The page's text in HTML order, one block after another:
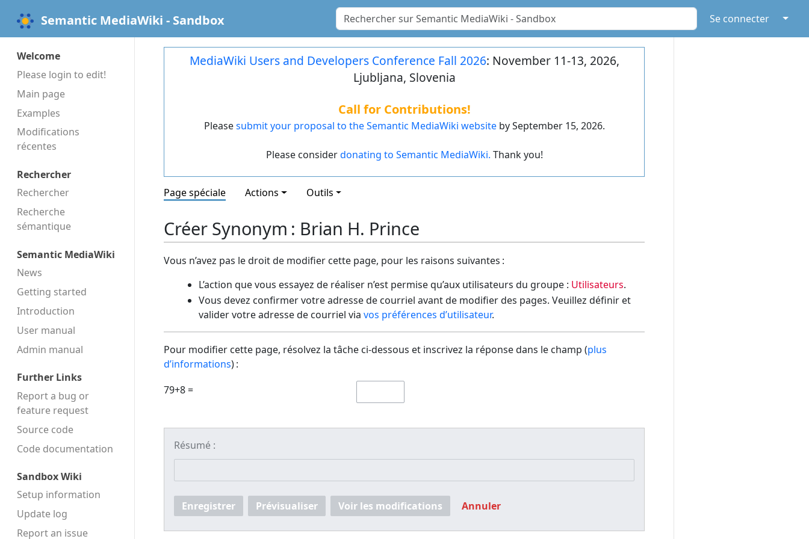
Semantic MediaWiki - Sandbox Se connecter ↓
Welcome
Please login to edit!
Main page
Examples
Modifications
récentes
Rechercher
Rechercher
Recherche
sémantique
Semantic MediaWiki
News
Getting started
Introduction
User manual
Admin manual
Further Links
Report a bug or
feature request
Source code
Code docu­mentation
Sandbox Wiki
Setup information
Update log
Report an issue
MediaWiki Users and Developers Conference Fall 2026: November 11-13, 2026,
Ljubljana, Slovenia
Call for Contributions!
Pleasesubmit your proposal to the Semantic MediaWiki websiteby September 15, 2026.
Please considerdonating to Semantic MediaWiki. Thank you!
Page spéciale Actions Outils
Créer Synonym : Brian H. Prince
Vous n’avez pas le droit de modifier cette page, pour les raisons suivantes :
L’action que vous essayez de réaliser n’est permise qu’aux utilisateurs du groupe : Utilisateurs.
Vous devez confirmer votre adresse de courriel avant de modifier des pages. Veuillez définir et
valider votre adresse de courriel via vos préférences d’utilisateur.
Pour modifier cette page, résolvez la tâche ci-dessous et inscrivez la réponse dans le champ (plus
d’informations) :
79+8 =
Résumé :
Enregistrer Prévisualiser Voir les modifications Annuler